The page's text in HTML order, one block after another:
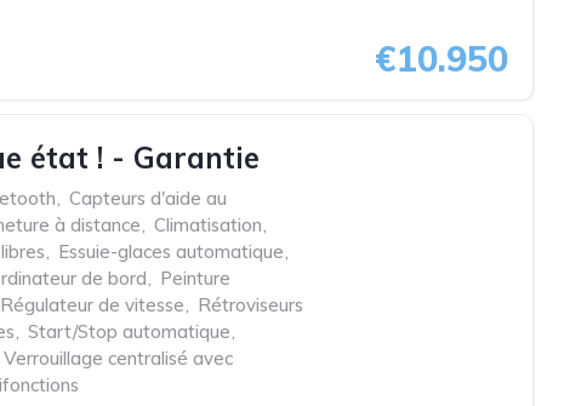
€10.950
état ! - Garantie
, Capteurs d'aide au
à distance, Climatisation,
, Essuie-glaces automatique,
de bord, Peinture
Régulateur de vitesse, Rétroviseurs
, Start/Stop automatique,
Verrouillage centralisé avec